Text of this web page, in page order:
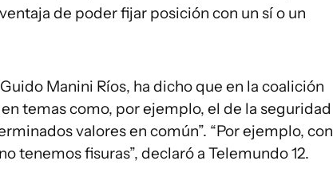
de poder fijar posición con un sí o un
Manini Ríos, ha dicho que en la coalición
temas como, por ejemplo, el de la seguridad
valores en común”. “Por ejemplo, con
tenemos fisuras”, declaró a Telemundo 12.